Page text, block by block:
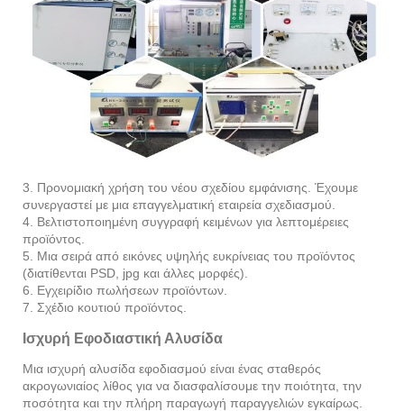
3. Προνομιακή χρήση του νέου σχεδίου εμφάνισης. Έχουμε
συνεργαστεί με μια επαγγελματική εταιρεία σχεδιασμού.
4. Βελτιστοποιημένη συγγραφή κειμένων για λεπτομέρειες
προϊόντος.
5. Μια σειρά από εικόνες υψηλής ευκρίνειας του προϊόντος
(διατίθενται PSD, jpg και άλλες μορφές).
6. Εγχειρίδιο πωλήσεων προϊόντων.
7. Σχέδιο κουτιού προϊόντος.
Ισχυρή Εφοδιαστική Αλυσίδα
Μια ισχυρή αλυσίδα εφοδιασμού είναι ένας σταθερός
ακρογωνιαίος λίθος για να διασφαλίσουμε την ποιότητα, την
ποσότητα και την πλήρη παραγωγή παραγγελιών εγκαίρως.